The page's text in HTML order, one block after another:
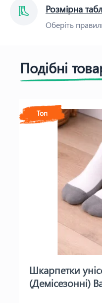
Розмірна
Оберіть
Подібні
Топ
Шкарпетки
(Демісезонні)